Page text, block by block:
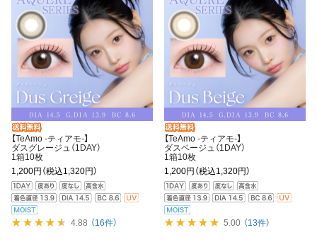
【TeAmo -ティアモ-】
ダスグレージュ（1DAY）
1箱10枚
1,200円 （税込1,320円）
4.88 （16件）
【TeAmo -ティアモ-】
ダスベージュ（1DAY）
1箱10枚
1,200円 （税込1,320円）
5.00 （13件）